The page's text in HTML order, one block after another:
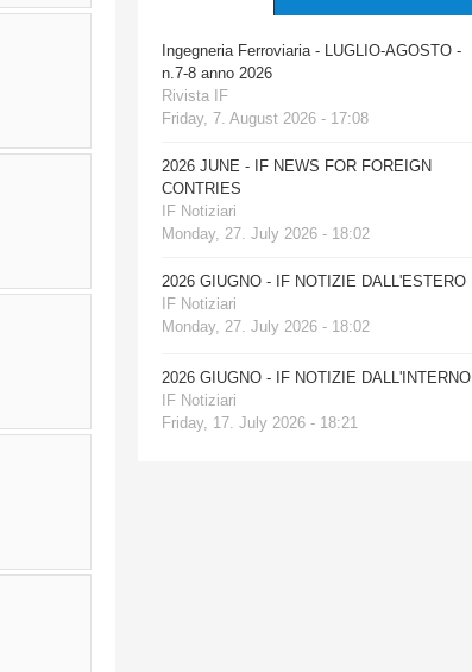
Ingegneria Ferroviaria - LUGLIO-AGOSTO -
n.7-8 anno 2026
Rivista IF
Friday, 7. August 2026 - 17:08
2026 JUNE - IF NEWS FOR FOREIGN
CONTRIES
IF Notiziari
Monday, 27. July 2026 - 18:02
2026 GIUGNO - IF NOTIZIE DALL'ESTERO
IF Notiziari
Monday, 27. July 2026 - 18:02
2026 GIUGNO - IF NOTIZIE DALL'INTERNO
IF Notiziari
Friday, 17. July 2026 - 18:21